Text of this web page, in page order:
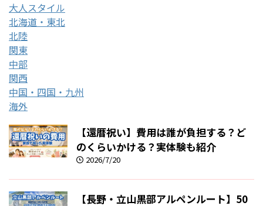
大人スタイル
北海道・東北
北陸
関東
中部
関西
中国・四国・九州
海外
【還暦祝い】費用は誰が負担する？ど
のくらいかける？実体験も紹介
2026/7/20
【長野・立山黒部アルペンルート】50